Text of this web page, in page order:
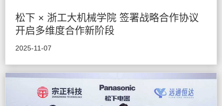
松下 × 浙工大机械学院 签署战略合作协议
开启多维度合作新阶段
2025-11-07